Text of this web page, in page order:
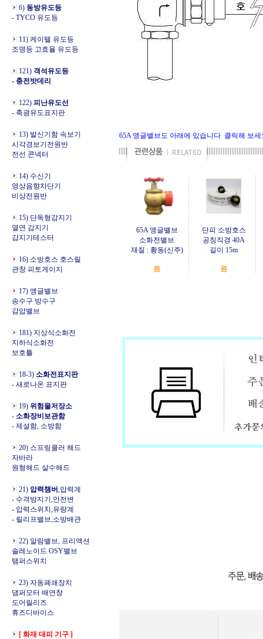
6) 동방유도등
- TYCO 유도등
11) 케이텔 유도등
조명등 고효율 유도등
121) 객석유도등
- 충전밧데리
122) 피난유도선
- 축광유도표지판
13) 발신기함 속보기
시각경보기전원반
전선 콘넥터
14) 수신기
영상음향차단기
비상전원반
15) 단독형감지기
열연 감지기
감지기테스터
16) 소방호스 호스릴
관창 피토게이지
17) 앵글밸브
송수구 방수구
감압밸브
181) 지상식소화전
지하식소화전
보호틀
18-3) 소화전표지판
- 새로나온 표지판
19) 위험물저장소
- 소화장비보관함
- 제설함, 소방함
20) 스프링쿨러 해드
자바라
원형해드 살수해드
21) 압력챔버,압력계
- 수격방지기,안전변
- 압력스위치,유량계
- 릴리프밸브,소방배관
22) 알람밸브, 프리액션
솔레노이드 OSY밸브
탬퍼스위치
23) 자동폐쇄장치
댐퍼모터 배연창
도어릴리즈
휴즈디바이스
[ 화재 대피 기구 ]
65A 앵글밸브도 아래에 있습니다 클릭해 보세
65A 앵글밸브
소화전밸브
재질 : 황동(신주)
단피 소방호스
공칭직경 40A
길이 15m
원 원